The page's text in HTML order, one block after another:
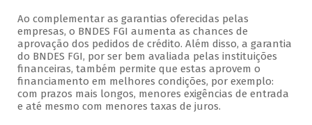
Ao complementar as garantias oferecidas pelas
empresas, o BNDES FGI aumenta as chances de
aprovação dos pedidos de crédito. Além disso, a garantia
do BNDES FGI, por ser bem avaliada pelas instituições
financeiras, também permite que estas aprovem o
financiamento em melhores condições, por exemplo:
com prazos mais longos, menores exigências de entrada
e até mesmo com menores taxas de juros.